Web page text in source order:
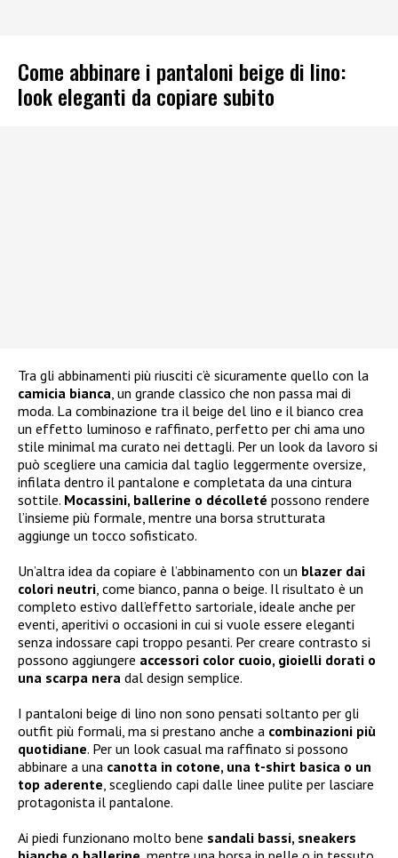
Come abbinare i pantaloni beige di lino:
look eleganti da copiare subito
Tra gli abbinamenti più riusciti c’è sicuramente quello con la
camicia bianca, un grande classico che non passa mai di
moda. La combinazione tra il beige del lino e il bianco crea
un effetto luminoso e raffinato, perfetto per chi ama uno
stile minimal ma curato nei dettagli. Per un look da lavoro si
può scegliere una camicia dal taglio leggermente oversize,
infilata dentro il pantalone e completata da una cintura
sottile. Mocassini, ballerine o décolleté possono rendere
l’insieme più formale, mentre una borsa strutturata
aggiunge un tocco sofisticato.
Un’altra idea da copiare è l’abbinamento con un blazer dai
colori neutri, come bianco, panna o beige. Il risultato è un
completo estivo dall’effetto sartoriale, ideale anche per
eventi, aperitivi o occasioni in cui si vuole essere eleganti
senza indossare capi troppo pesanti. Per creare contrasto si
possono aggiungere accessori color cuoio, gioielli dorati o
una scarpa nera dal design semplice.
I pantaloni beige di lino non sono pensati soltanto per gli
outfit più formali, ma si prestano anche a combinazioni più
quotidiane. Per un look casual ma raffinato si possono
abbinare a una canotta in cotone, una t-shirt basica o un
top aderente, scegliendo capi dalle linee pulite per lasciare
protagonista il pantalone.
Ai piedi funzionano molto bene sandali bassi, sneakers